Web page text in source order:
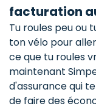
facturation
Tu roules peu ou
ton vélo pour
ce que tu roules
maintenant
d'assurance qui
de faire des